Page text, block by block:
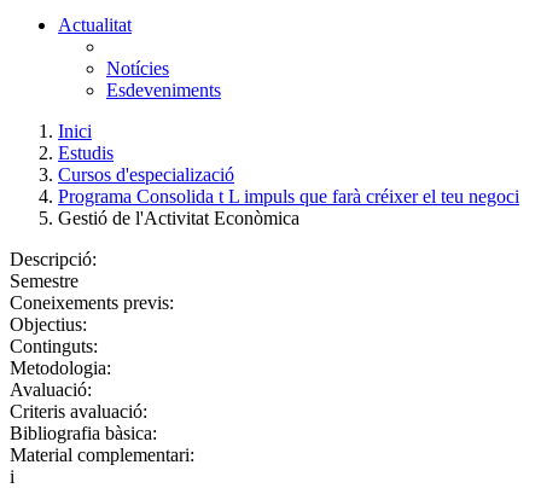
Actualitat
Notícies
Esdeveniments
Inici
Estudis
Cursos d'especializació
Programa Consolida t L impuls que farà créixer el teu negoci
Gestió de l'Activitat Econòmica
Descripció:
Semestre
Coneixements previs:
Objectius:
Continguts:
Metodologia:
Avaluació:
Criteris avaluació:
Bibliografia bàsica:
Material complementari:
i